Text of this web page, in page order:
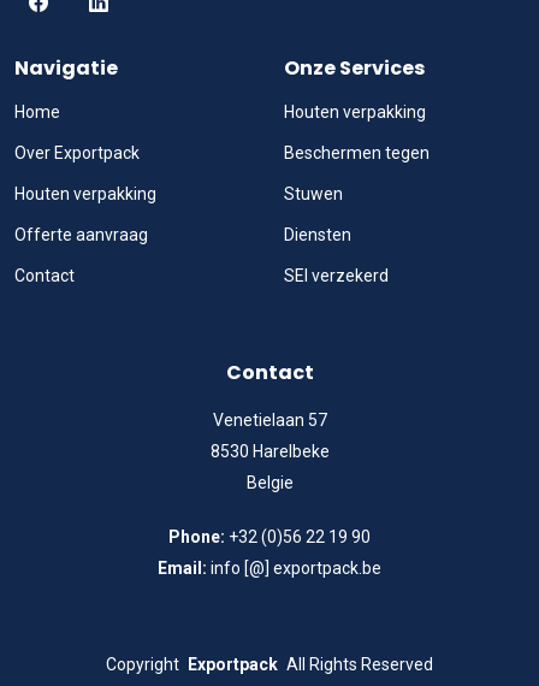
Navigatie
Home
Over Exportpack
Houten verpakking
Offerte aanvraag
Contact
Onze Services
Houten verpakking
Beschermen tegen
Stuwen
Diensten
SEI verzekerd
Contact
Venetielaan 57
8530 Harelbeke
Belgie
Phone: +32 (0)56 22 19 90
Email: info [@] exportpack.be
Copyright Exportpack All Rights Reserved